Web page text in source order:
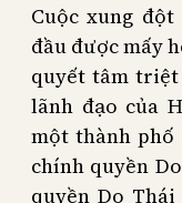
Cuộc xung
đầu được mấy
quyết tâm triệt
lãnh đạo của
một thành phố
chính quyền
quyền Do